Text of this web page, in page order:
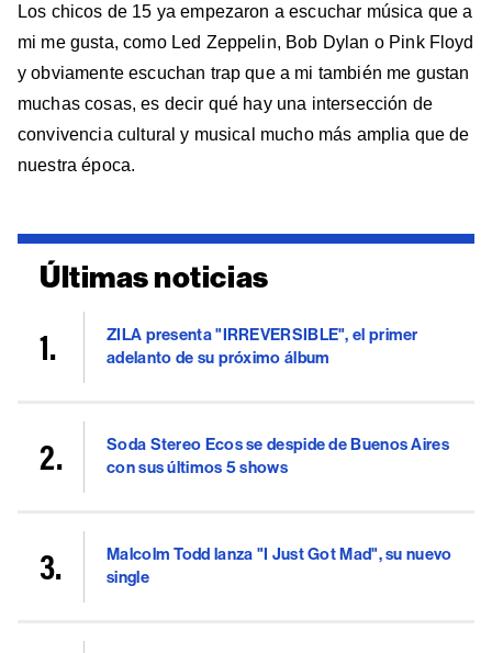
Los chicos de 15 ya empezaron a escuchar música que a
mi me gusta, como Led Zeppelin, Bob Dylan o Pink Floyd
y obviamente escuchan trap que a mi también me gustan
muchas cosas, es decir qué hay una intersección de
convivencia cultural y musical mucho más amplia que de
nuestra época.
Últimas noticias
ZILA presenta "IRREVERSIBLE", el primer
adelanto de su próximo álbum
Soda Stereo Ecos se despide de Buenos Aires
con sus últimos 5 shows
Malcolm Todd lanza "I Just Got Mad", su nuevo
single